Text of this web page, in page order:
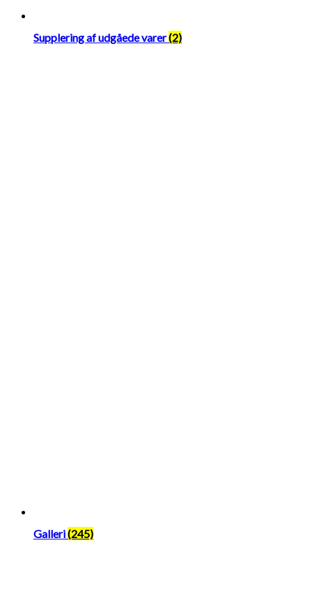
Supplering af udgåede varer(2)
Galleri(245)